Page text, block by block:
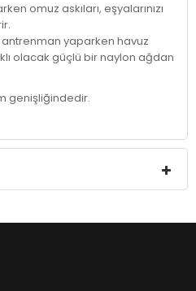
omuz askıları, eşyalarınızı
yaparken havuz
olacak güçlü bir naylon ağdan
genişliğindedir.